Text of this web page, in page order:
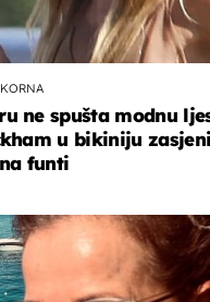
ne spušta modnu
u bikiniju
funti